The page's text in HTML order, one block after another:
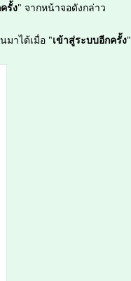
รั้ง" จากหน้าจอดังกล่าว
มาได้เมื่อ "เข้าสู่ระบบอีกครั้ง"